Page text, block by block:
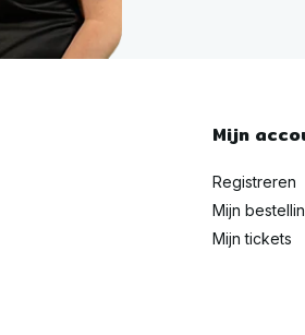
Mijn
Registreren
Mijn
Mijn tickets